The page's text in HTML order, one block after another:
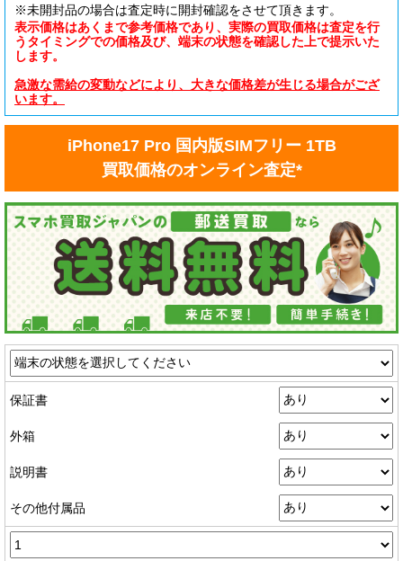
※未開封品の場合は査定時に開封確認をさせて頂きます。
表示価格はあくまで参考価格であり、実際の買取価格は査定を行
うタイミングでの価格及び、端末の状態を確認した上で提示いた
します。
急激な需給の変動などにより、大きな価格差が生じる場合がござ
います。
iPhone17 Pro 国内版SIMフリー 1TB
買取価格のオンライン査定*
保証書
外箱
説明書
その他付属品